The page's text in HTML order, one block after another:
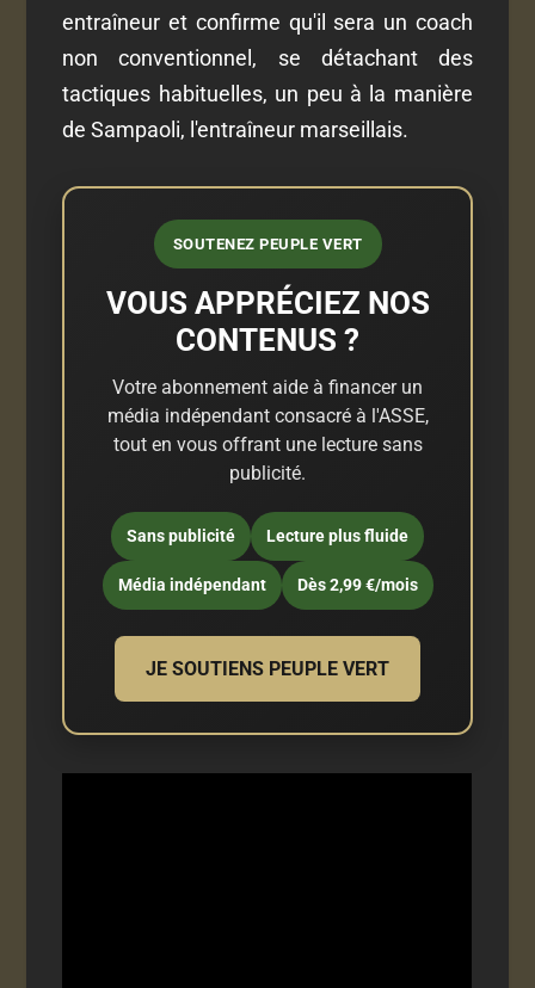
entraîneur et confirme qu'il sera un coach
non conventionnel, se détachant des
tactiques habituelles, un peu à la manière
de Sampaoli, l'entraîneur marseillais.
SOUTENEZ PEUPLE VERT
VOUS APPRÉCIEZ NOS
CONTENUS ?
Votre abonnement aide à financer un
média indépendant consacré à l'ASSE,
tout en vous offrant une lecture sans
publicité.
Sans publicité Lecture plus fluide
Média indépendant Dès 2,99 €/mois
JE SOUTIENS PEUPLE VERT